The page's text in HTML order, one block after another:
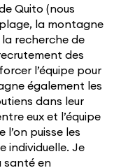
Quito (nous
la montagne
la recherche de
des
l’équipe pour
également les
dans leur
eux et l’équipe
puisse les
individuelle. Je
santé en